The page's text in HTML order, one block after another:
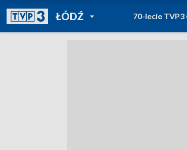
ŁÓDŹPOWRÓT DO
TVP REGIONY
70-lecie TVP3